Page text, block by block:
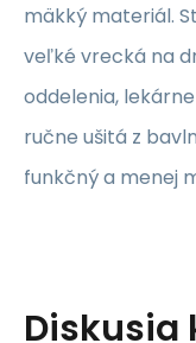
mäkký materiál.
veľké vrecká na
oddelenia,
ručne ušitá z
funkčný a menej
Diskusia